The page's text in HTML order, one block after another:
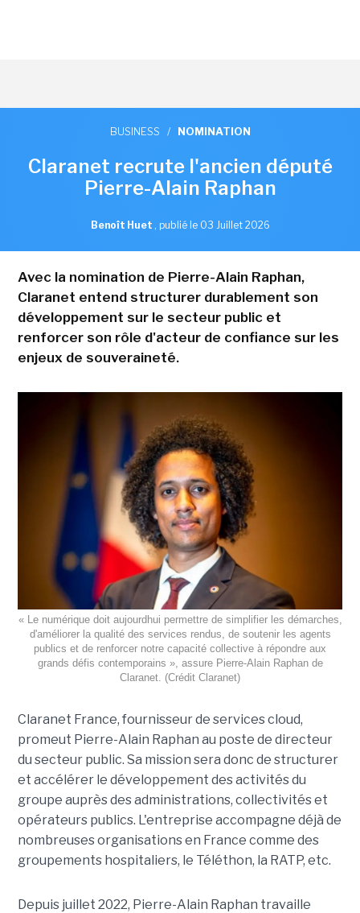
BUSINESS / NOMINATION
Claranet recrute l'ancien député
Pierre-Alain Raphan
Benoît Huet , publié le 03 Juillet 2026
Avec la nomination de Pierre-Alain Raphan,
Claranet entend structurer durablement son
développement sur le secteur public et
renforcer son rôle d'acteur de confiance sur les
enjeux de souveraineté.
« Le numérique doit aujourdhui permettre de simplifier les démarches,
d'améliorer la qualité des services rendus, de soutenir les agents
publics et de renforcer notre capacité collective à répondre aux
grands défis contemporains », assure Pierre-Alain Raphan de
Claranet. (Crédit Claranet)
Claranet France, fournisseur de services cloud,
promeut Pierre-Alain Raphan au poste de directeur
du secteur public. Sa mission sera donc de structurer
et accélérer le développement des activités du
groupe auprès des administrations, collectivités et
opérateurs publics. L'entreprise accompagne déjà de
nombreuses organisations en France comme des
groupements hospitaliers, le Téléthon, la RATP, etc.
Depuis juillet 2022, Pierre-Alain Raphan travaille